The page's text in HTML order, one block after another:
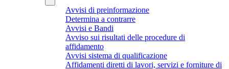
Avvisi di preinformazione
Determina a contrarre
Avvisi e Bandi
Avviso sui risultati delle procedure di
affidamento
Avvisi sistema di qualificazione
Affidamenti diretti di lavori, servizi e forniture di